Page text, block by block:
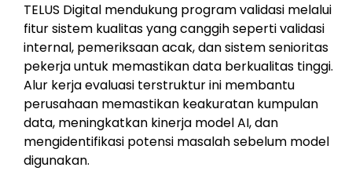
TELUS Digital mendukung program validasi melalui
fitur sistem kualitas yang canggih seperti validasi
internal, pemeriksaan acak, dan sistem senioritas
pekerja untuk memastikan data berkualitas tinggi.
Alur kerja evaluasi terstruktur ini membantu
perusahaan memastikan keakuratan kumpulan
data, meningkatkan kinerja model AI, dan
mengidentifikasi potensi masalah sebelum model
digunakan.